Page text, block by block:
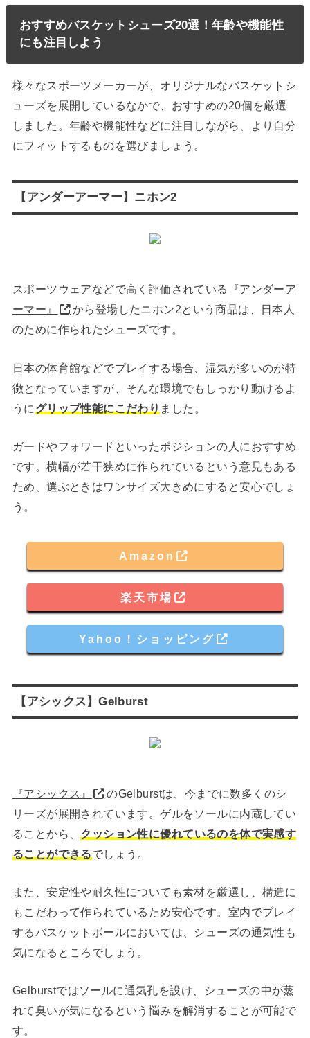
おすすめバスケットシューズ20選！年齢や機能性
にも注目しよう
様々なスポーツメーカーが、オリジナルなバスケットシ
ューズを展開しているなかで、おすすめの20個を厳選
しました。年齢や機能性などに注目しながら、より自分
にフィットするものを選びましょう。
【アンダーアーマー】ニホン2
スポーツウェアなどで高く評価されている
『アンダーア
ーマー』
から登場したニホン2という商品は、日本人
のために作られたシューズです。
日本の体育館などでプレイする場合、湿気が多いのが特
徴となっていますが、そんな環境でもしっかり動けるよ
うに グリップ性能にこだわり ました。
ガードやフォワードといったポジションの人におすすめ
です。横幅が若干狭めに作られているという意見もある
ため、選ぶときはワンサイズ大きめにすると安心でしょ
う。
Amazon
楽天市場
Yahoo！ショッピング
【アシックス】Gelburst
『アシックス』
のGelburstは、今までに数多くのシ
リーズが展開されています。ゲルをソールに内蔵してい
ることから、 クッション性に優れているのを体で実感す
ることができるでしょう。
また、安定性や耐久性についても素材を厳選し、構造に
もこだわって作られているため安心です。室内でプレイ
するバスケットボールにおいては、シューズの通気性も
気になるところでしょう。
Gelburstではソールに通気孔を設け、シューズの中が蒸
れて臭いが気になるという悩みを解消することが可能で
す。